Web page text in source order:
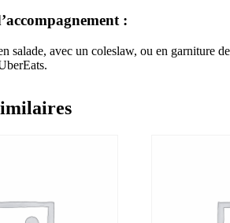
:
salade, avec un coleslaw, ou en garniture